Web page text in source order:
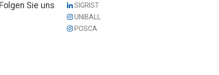
Sie uns
SIGRIST
UNIBALL
POSCA